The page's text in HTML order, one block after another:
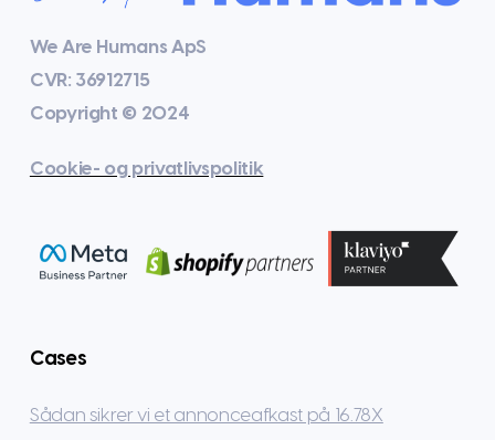
We Are Humans ApS
CVR: 36912715
Copyright © 2024
Cookie- og privatlivspolitik
Cases
Sådan sikrer vi et annonceafkast på 16.78X